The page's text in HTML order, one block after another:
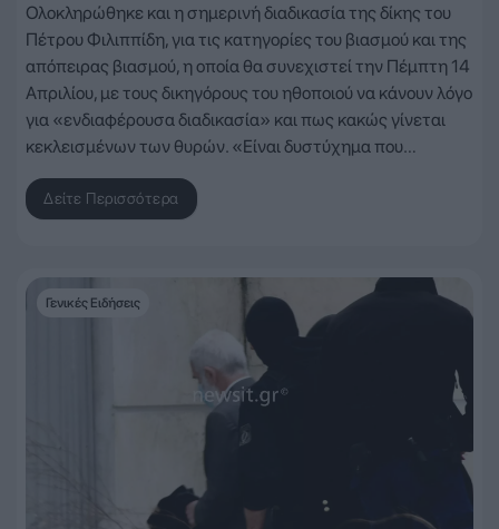
Ολοκληρώθηκε και η σημερινή διαδικασία της δίκης του
Πέτρου Φιλιππίδη, για τις κατηγορίες του βιασμού και της
απόπειρας βιασμού, η οποία θα συνεχιστεί την Πέμπτη 14
Απριλίου, με τους δικηγόρους του ηθοποιού να κάνουν λόγο
για «ενδιαφέρουσα διαδικασία» και πως κακώς γίνεται
κεκλεισμένων των θυρών. «Είναι δυστύχημα που…
Δείτε Περισσότερα
Γενικές Ειδήσεις